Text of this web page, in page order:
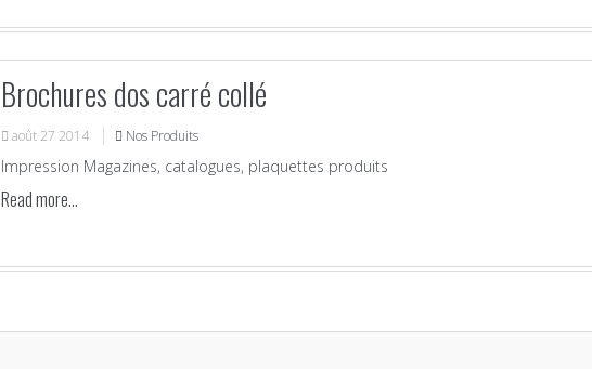
Brochures dos carré collé
août 27 2014 Nos Produits
Impression Magazines, catalogues, plaquettes produits
Read more...